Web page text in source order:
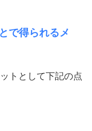
で得られるメ
トとして下記の点